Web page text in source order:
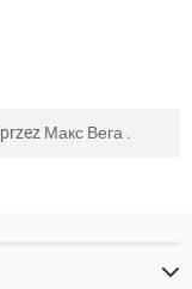
przez Макс Вега .